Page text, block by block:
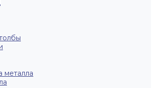
металла